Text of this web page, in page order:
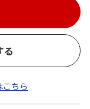
る
ちら